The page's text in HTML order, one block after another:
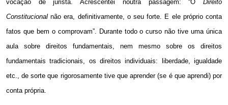
vocação de jurista. Acrescentei noutra passagem: “O Direito
Constitucional não era, definitivamente, o seu forte. E ele próprio conta
fatos que bem o comprovam”. Durante todo o curso não tive uma única
aula sobre direitos fundamentais, nem mesmo sobre os direitos
fundamentais tradicionais, os direitos individuais: liberdade, igualdade
etc., de sorte que rigorosamente tive que aprender (se é que aprendi) por
conta própria.